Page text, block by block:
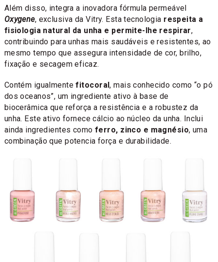
Além disso, integra a inovadora fórmula permeável
Oxygene, exclusiva da Vitry. Esta tecnologia respeita a
fisiologia natural da unha e permite-lhe respirar,
contribuindo para unhas mais saudáveis e resistentes, ao
mesmo tempo que assegura intensidade de cor, brilho,
fixação e secagem eficaz.
Contém igualmentefitocoral, mais conhecido como “o pó
dos oceanos”, um ingrediente ativo à base de
biocerâmica que reforça a resistência e a robustez da
unha. Este ativo fornece cálcio ao núcleo da unha. Inclui
ainda ingredientes como ferro, zinco e magnésio, uma
combinação que potencia força e durabilidade.